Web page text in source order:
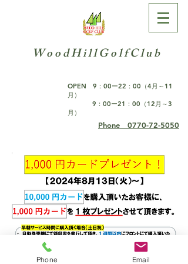
W o o d H i l l G o l f C l u b
OPEN 9：00ー22：00（4月～11
月）
9：00ー21：00（12月～3
月）
Phone 0770-72-5050
Phone Email